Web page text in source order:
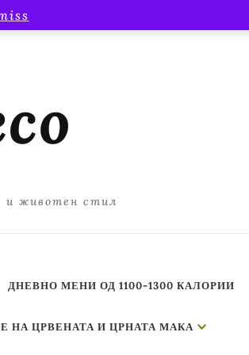
и животен стил
ДНЕВНО МЕНИ ОД 1100-1300 КАЛОРИИ
НА ЦРВЕНАТА И ЦРНАТА МАКА